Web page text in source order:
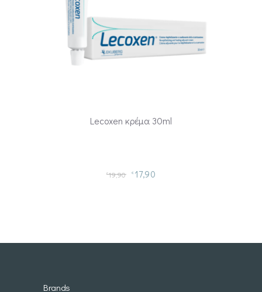
Lecoxen κρέμα 30ml
€19,90 € 17,90
Brands